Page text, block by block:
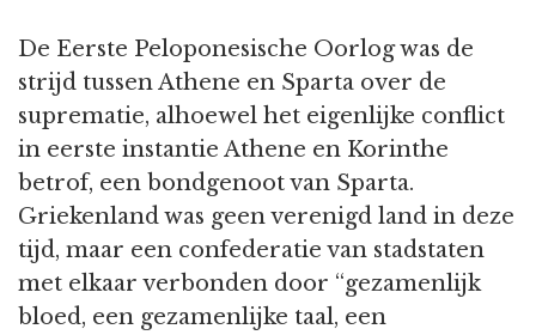
De Eerste Peloponesische Oorlog was de
strijd tussen Athene en Sparta over de
suprematie, alhoewel het eigenlijke conflict
in eerste instantie Athene en Korinthe
betrof, een bondgenoot van Sparta.
Griekenland was geen verenigd land in deze
tijd, maar een confederatie van stadstaten
met elkaar verbonden door “gezamenlijk
bloed, een gezamenlijke taal, een